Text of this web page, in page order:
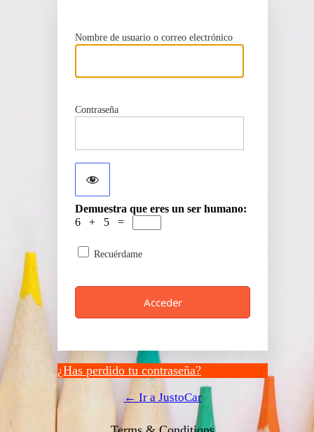
Nombre de usuario o correo electrónico
Contraseña
Demuestra que eres un ser humano:
6 + 5 =
Recuérdame
¿Has perdido tu contraseña?
← Ir a JustoCar